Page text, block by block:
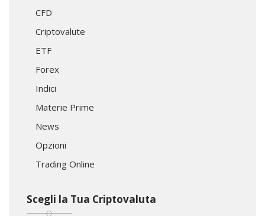
CFD
Criptovalute
ETF
Forex
Indici
Materie Prime
News
Opzioni
Trading Online
Scegli la Tua Criptovaluta